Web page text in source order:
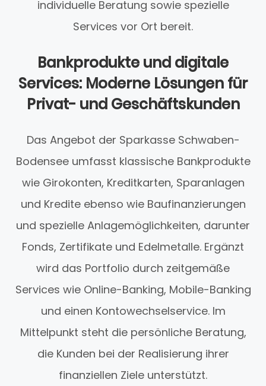
individuelle Beratung sowie spezielle
Services vor Ort bereit.
Bankprodukte und digitale
Services: Moderne Lösungen für
Privat- und Geschäftskunden
Das Angebot der Sparkasse Schwaben-
Bodensee umfasst klassische Bankprodukte
wie Girokonten, Kreditkarten, Sparanlagen
und Kredite ebenso wie Baufinanzierungen
und spezielle Anlagemöglichkeiten, darunter
Fonds, Zertifikate und Edelmetalle. Ergänzt
wird das Portfolio durch zeitgemäße
Services wie Online-Banking, Mobile-Banking
und einen Kontowechselservice. Im
Mittelpunkt steht die persönliche Beratung,
die Kunden bei der Realisierung ihrer
finanziellen Ziele unterstützt.